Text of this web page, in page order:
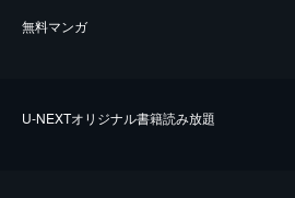
無料マンガ
U-NEXTオリジナル書籍読み放題